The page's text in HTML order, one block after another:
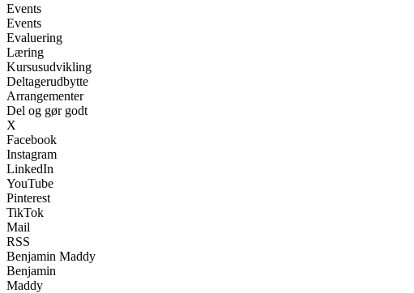
Events
Events
Evaluering
Læring
Kursusudvikling
Deltagerudbytte
Arrangementer
Del og gør godt
X
Facebook
Instagram
LinkedIn
YouTube
Pinterest
TikTok
Mail
RSS
Benjamin Maddy
Benjamin
Maddy